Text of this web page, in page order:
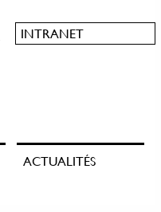
INTRANET
ACTUALITÉS